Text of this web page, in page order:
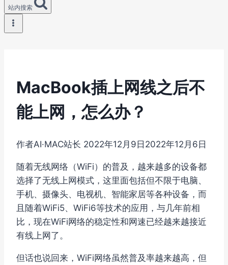
站内搜索
MacBook插上网线之后不
能上网，怎么办？
作者AI·MAC站长 2022年12月9日 2022年12月6日
随着无线网络（WiFi）的普及，越来越多的设备都
选择了无线上网模式，这里面包括但不限于电脑、
手机、摄像头、电视机、智能家居等各种设备，而
且随着WiFi5、WiFi6等技术的应用，与几年前相
比，现在WiFi网络的稳定性和网速已经越来越接近
有线上网了。
但话也说回来，WiFi网络虽然普及率越来越高，但